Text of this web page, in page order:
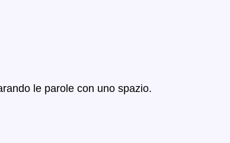
le parole con uno spazio.